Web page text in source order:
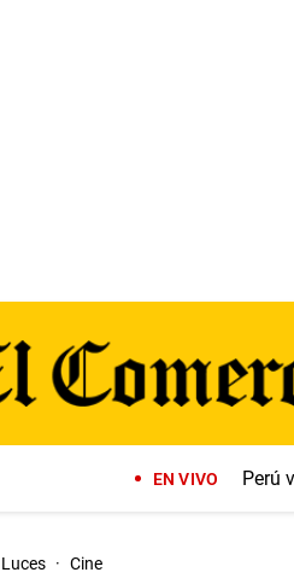
EN VIVO Perú
Luces · Cine